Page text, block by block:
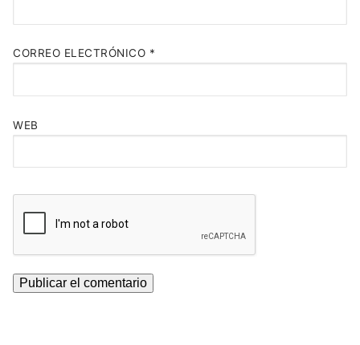
CORREO ELECTRÓNICO *
WEB